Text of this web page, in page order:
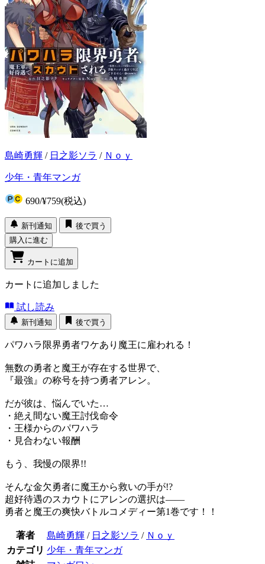
島崎勇輝 / 日之影ソラ / Ｎｏｙ
少年・青年マンガ
690/¥759(税込)
新刊通知
後で買う
購入に進む
カートに追加
カートに追加しました
試し読み
新刊通知 後で買う
パワハラ限界勇者ワケあり魔王に雇われる！
無数の勇者と魔王が存在する世界で、
『最強』の称号を持つ勇者アレン。
だが彼は、悩んでいた…
・絶え間ない魔王討伐命令
・王様からのパワハラ
・見合わない報酬
もう、我慢の限界!!
そんな金欠勇者に魔王から救いの手が!?
超好待遇のスカウトにアレンの選択は――
勇者と魔王の爽快バトルコメディー第1巻です！！
著者 島崎勇輝 / 日之影ソラ / Ｎｏｙ
カテゴリ 少年・青年マンガ